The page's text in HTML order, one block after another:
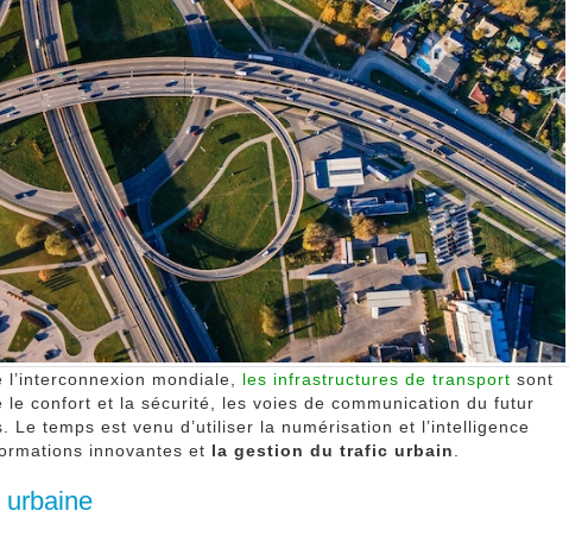
mondiale, les infrastructures de transport sont
le confort et la sécurité, les voies de communication du futur
temps est venu d’utiliser la numérisation et l’intelligence
innovantes et la gestion du trafic urbain
urbaine